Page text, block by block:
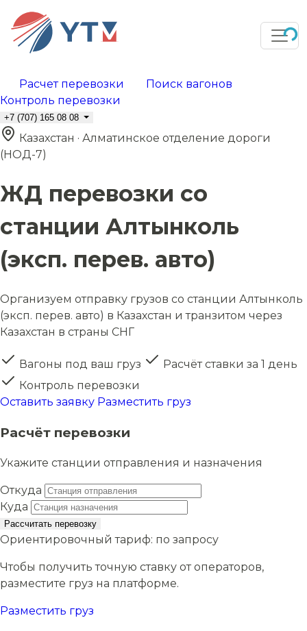
Расчет перевозки
Поиск вагонов
Контроль перевозки
+7 (707) 165 08 08
Казахстан · Алматинское отделение дороги
(НОД-7)
ЖД перевозки со
станции Алтынколь
(эксп. перев. авто)
Организуем отправку грузов со станции Алтынколь
(эксп. перев. авто) в Казахстан и транзитом через
Казахстан в страны СНГ
Вагоны под ваш груз
Расчёт ставки за 1 день
Контроль перевозки
Оставить заявку Разместить груз
Расчёт перевозки
Укажите станции отправления и назначения
Откуда
Куда
Рассчитать перевозку
Ориентировочный тариф: по запросу
Чтобы получить точную ставку от операторов,
разместите груз на платформе.
Разместить груз